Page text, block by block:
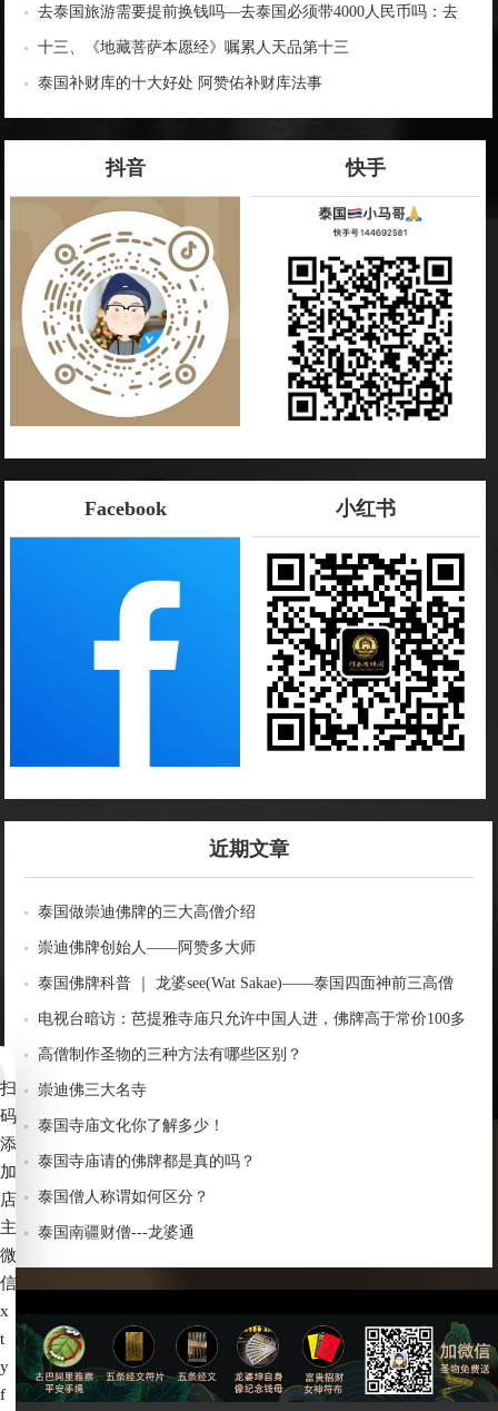
去泰国旅游需要提前换钱吗—去泰国必须带4000人民币吗：去
泰国旅游需提前换钱吗
十三、《地藏菩萨本愿经》嘱累人天品第十三
泰国补财库的十大好处 阿赞佑补财库法事
抖音 快手
Facebook 小红书
近期文章
泰国做崇迪佛牌的三大高僧介绍
崇迪佛牌创始人——阿赞多大师
泰国佛牌科普 ｜ 龙婆see(Wat Sakae)——泰国四面神前三高僧
电视台暗访：芭提雅寺庙只允许中国人进，佛牌高于常价100多
倍！
高僧制作圣物的三种方法有哪些区别？
崇迪佛三大名寺
泰国寺庙文化你了解多少！
泰国寺庙请的佛牌都是真的吗？
泰国僧人称谓如何区分？
泰国南疆财僧---龙婆通
备案号：赣ICP备2022006539号-4
扫
码
添
加
店
主
微
信
x
t
y
f